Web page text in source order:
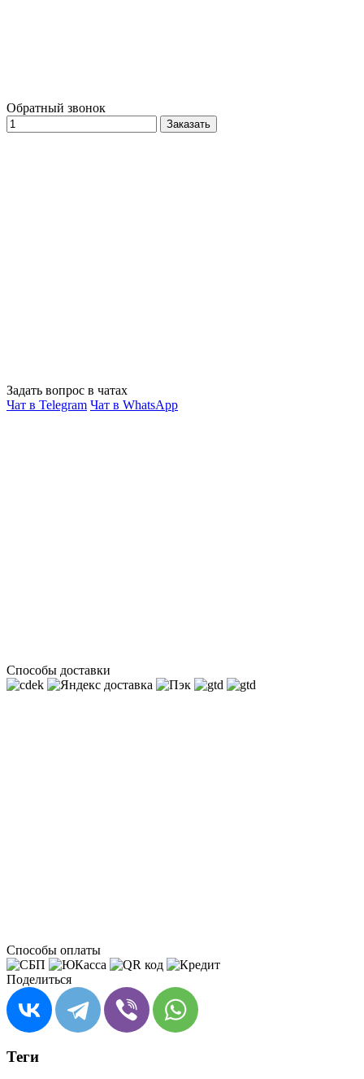
Обратный звонок
Заказать
Задать вопрос в чатах
Чат в Telegram Чат в WhatsApp
Способы доставки
Способы оплаты
Поделиться
Теги